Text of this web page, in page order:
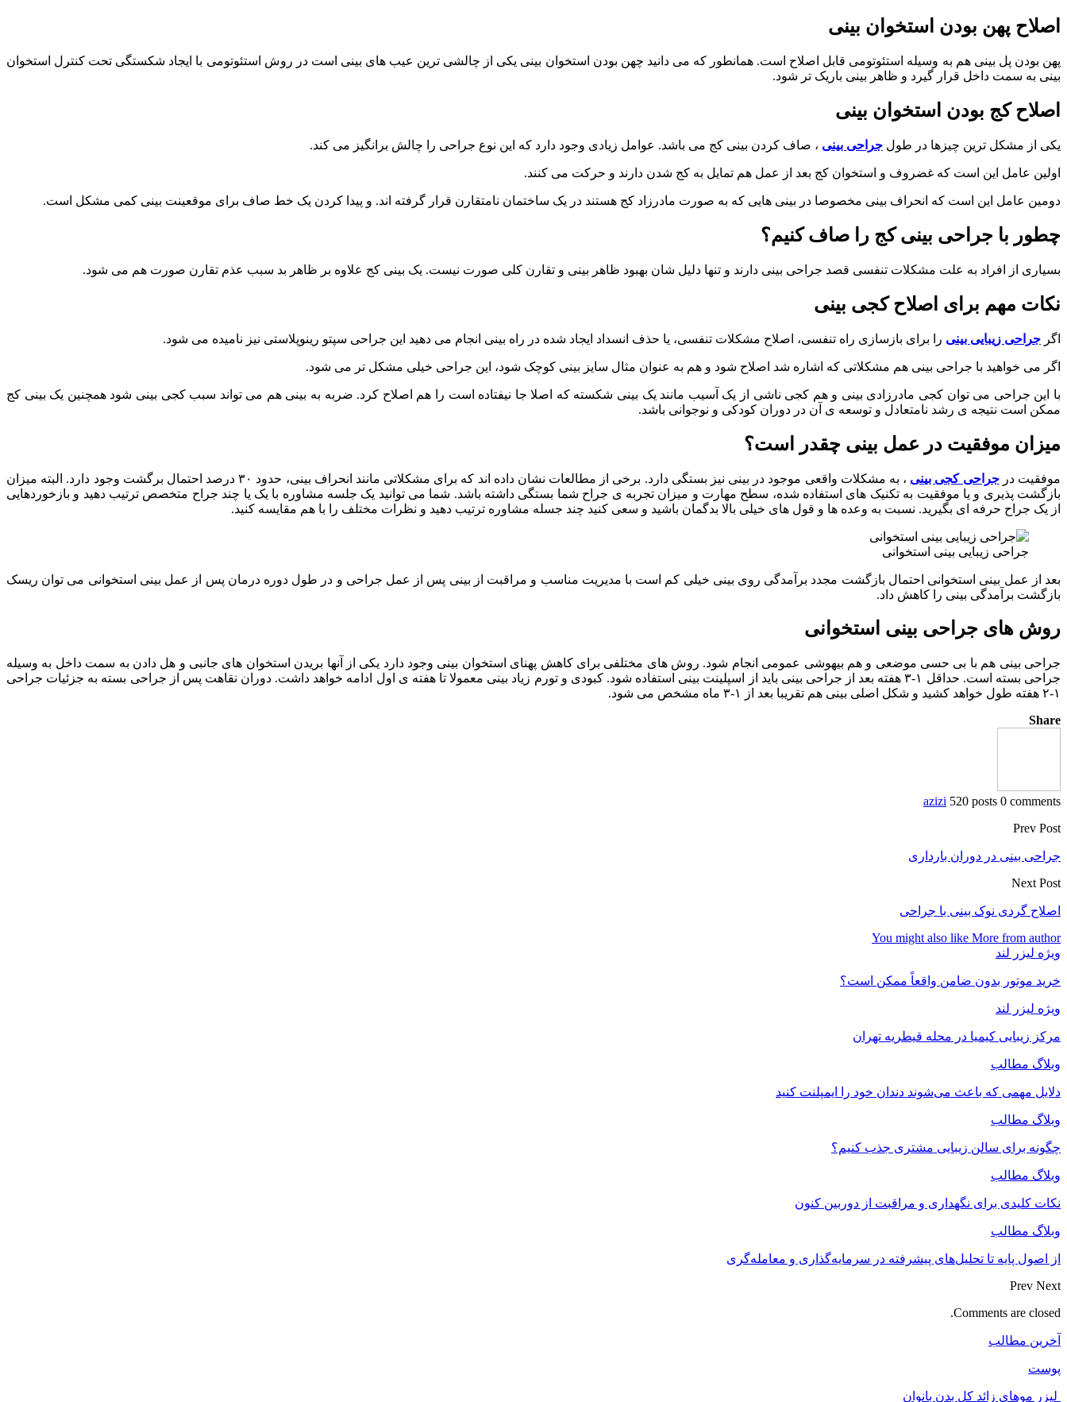
اصلاح پهن بودن استخوان بینی
پهن بودن پل بینی هم به وسیله استئوتومی قابل اصلاح است. همانطور که می دانید چهن بودن استخوان بینی یکی از چالشی ترین عیب های بینی است در روش استئوتومی با ایجاد شکستگی تحت کنترل استخوان
بینی به سمت داخل قرار گیرد و ظاهر بینی باریک تر شود.
اصلاح کج بودن استخوان بینی
یکی از مشکل ترین چیزها در طول جراحی بینی ، صاف کردن بینی کج می باشد. عوامل زیادی وجود دارد که این نوع جراحی را چالش برانگیز می کند.
اولین عامل این است که غضروف و استخوان کج بعد از عمل هم تمایل به کج شدن دارند و حرکت می کنند.
دومین عامل این است که انحراف بینی مخصوصا در بینی هایی که به صورت مادرزاد کج هستند در یک ساختمان نامتقارن قرار گرفته اند. و پیدا کردن یک خط صاف برای موقعینت بینی کمی مشکل است.
چطور با جراحی بینی کج را صاف کنیم؟
بسیاری از افراد به علت مشکلات تنفسی قصد جراحی بینی دارند و تنها دلیل شان بهبود ظاهر بینی و تقارن کلی صورت نیست. یک بینی کج علاوه بر ظاهر بد سبب عذم تقارن صورت هم می شود.
نکات مهم برای اصلاح کجی بینی
اگر جراحی زیبایی بینی را برای بازسازی راه تنفسی، اصلاح مشکلات تنفسی، یا حذف انسداد ایجاد شده در راه بینی انجام می دهید این جراحی سپتو رینوپلاستی نیز نامیده می شود.
اگر می خواهید با جراحی بینی هم مشکلاتی که اشاره شد اصلاح شود و هم به عنوان مثال سایز بینی کوچک شود، این جراحی خیلی مشکل تر می شود.
با این جراحی می توان کجی مادرزادی بینی و هم کجی ناشی از یک آسیب مانند یک بینی شکسته که اصلا جا نیفتاده است را هم اصلاح کرد. ضربه به بینی هم می تواند سبب کجی بینی شود همچنین یک بینی کج
ممکن است نتیجه ی رشد نامتعادل و توسعه ی آن در دوران کودکی و نوجوانی باشد.
میزان موفقیت در عمل بینی چقدر است؟
موفقیت درجراحی کجی بینی
، به مشکلات واقعی موجود در بینی نیز بستگی دارد. برخی از مطالعات نشان داده اند که برای مشکلاتی مانند انحراف بینی، حدود ۳۰ درصد احتمال برگشت وجود دارد. البته میزان
بازگشت پذیری و یا موفقیت به تکنیک های استفاده شده، سطح مهارت و میزان تجربه ی جراح شما بستگی داشته باشد. شما می توانید یک جلسه مشاوره با یک یا چند جراح متخصص ترتیب دهید و بازخوردهایی
از یک جراح حرفه ای بگیرید. نسبت به وعده ها و قول های خیلی بالا بدگمان باشید و سعی کنید چند جسله مشاوره ترتیب دهید و نظرات مختلف را با هم مقایسه کنید.
جراحی زیبایی بینی استخوانی
بعد از عمل بینی استخوانی احتمال بازگشت مجدد برآمدگی روی بینی خیلی کم است با مدیریت مناسب و مراقبت از بینی پس از عمل جراحی و در طول دوره درمان پس از عمل بینی استخوانی می توان ریسک
بازگشت برآمدگی بینی را کاهش داد.
روش های جراحی بینی استخوانی
جراحی بینی هم با بی حسی موضعی و هم بیهوشی عمومی انجام شود. روش های مختلفی برای کاهش پهنای استخوان بینی وجود دارد یکی از آنها بریدن استخوان های جانبی و هل دادن به سمت داخل به وسیله
جراحی بسته است. حداقل ۱-۳ هفته بعد از جراحی بینی باید از اسپلینت بینی استفاده شود. کبودی و تورم زیاد بینی معمولا تا هفته ی اول ادامه خواهد داشت. دوران نقاهت پس از جراحی بسته به جزئیات جراحی
۱-۲ هفته طول خواهد کشید و شکل اصلی بینی هم تقریبا بعد از ۱-۳ ماه مشخص می شود.
Share
azizi 520 posts 0 comments
Prev Post
جراحی بینی در دوران بارداری
Next Post
اصلاح گردی نوک بینی با جراحی
You might also like More from author
ویژه لیزر لند
خرید موتور بدون ضامن واقعاً ممکن است؟
ویژه لیزر لند
مرکز زیبایی کیمیا در محله قیطریه تهران
وبلاگ مطالب
دلایل مهمی که باعث می‌شوند دندان خود را ایمپلنت کنید
وبلاگ مطالب
چگونه برای سالن زیبایی مشتری جذب کنیم؟
وبلاگ مطالب
نکات کلیدی برای نگهداری و مراقبت از دوربین کنون
وبلاگ مطالب
از اصول پایه تا تحلیل‌های پیشرفته در سرمایه‌گذاری و معامله‌گری
Prev Next
Comments are closed.
آخرین مطالب
پوست
لیزر موهای زائد کل بدن بانوان